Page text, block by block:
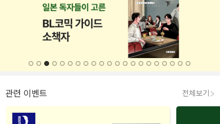
관련 이벤트 전체보기